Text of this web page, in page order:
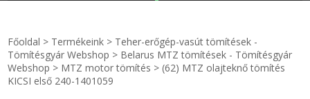
KULCSTARTÓ - KULCSKARIKA videók
Főoldal > Termékeink > Teher-erőgép-vasút tömítések -
Tömítésgyár Webshop > Belarus MTZ tömítések - Tömítésgyár
Webshop > MTZ motor tömítés >(62) MTZ olajteknő tömítés
KICSI első 240-1401059